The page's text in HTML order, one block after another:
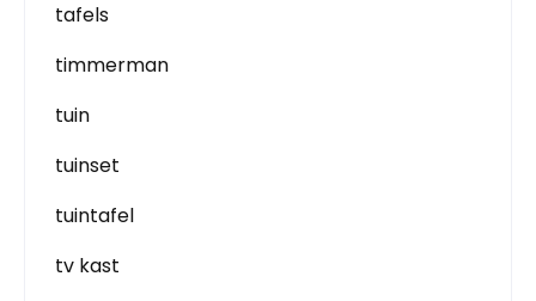
tafels
timmerman
tuin
tuinset
tuintafel
tv kast